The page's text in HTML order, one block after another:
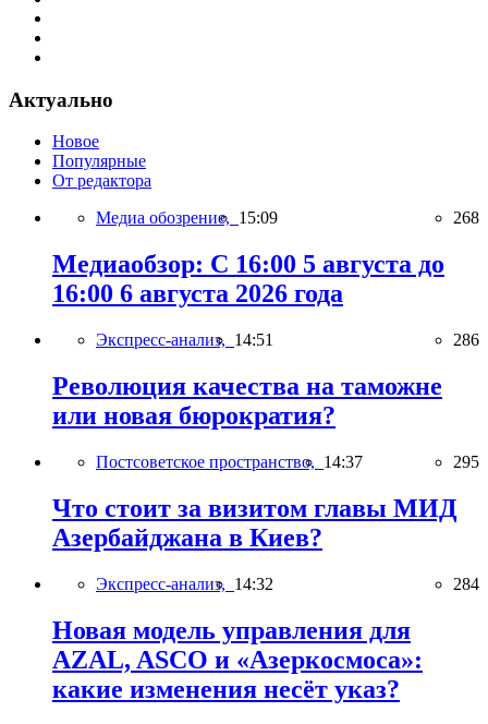
Актуально
Новое
Популярные
От редактора
Медиа обозрение, 15:09 268
Медиаобзор: С 16:00 5 августа до
16:00 6 августа 2026 года
Экспресс-анализ, 14:51 286
Революция качества на таможне
или новая бюрократия?
Постсоветское пространство, 14:37 295
Что стоит за визитом главы МИД
Азербайджана в Киев?
Экспресс-анализ, 14:32 284
Новая модель управления для
AZAL, ASCO и «Азеркосмоса»:
какие изменения несёт указ?